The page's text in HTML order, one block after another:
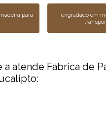
para
engradado em
a atende Fábrica de